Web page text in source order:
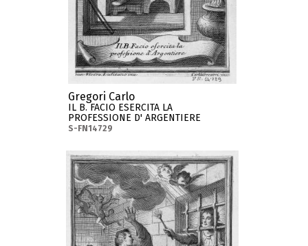
Gregori Carlo
IL B. FACIO ESERCITA LA
PROFESSIONE D' ARGENTIERE
S-FN14729